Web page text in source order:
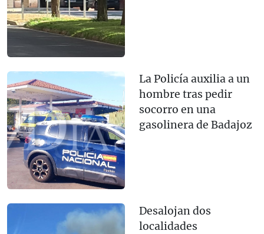
La Policía auxilia a un
hombre tras pedir
socorro en una
gasolinera de Badajoz
Desalojan dos
localidades